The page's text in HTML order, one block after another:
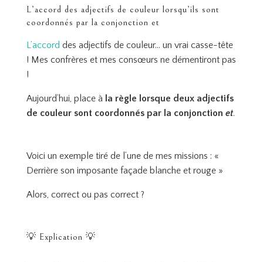
L’accord des adjectifs de couleur lorsqu’ils sont
coordonnés par la conjonction et
L’accord des adjectifs de couleur… un vrai casse-tête
! Mes confrères et mes consœurs ne démentiront pas
!
Aujourd’hui, place à la règle lorsque deux adjectifs
de couleur sont coordonnés par la conjonction et.
Voici un exemple tiré de l’une de mes missions : «
Derrière son imposante façade blanche et rouge »
Alors, correct ou pas correct ?
💡 Explication 💡